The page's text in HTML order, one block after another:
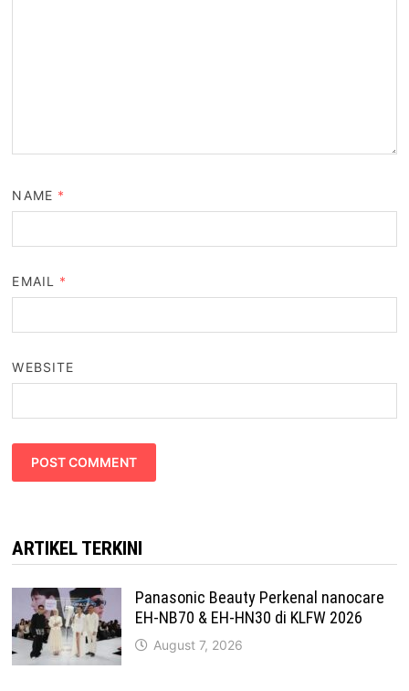
NAME *
EMAIL *
WEBSITE
ARTIKEL TERKINI
Panasonic Beauty Perkenal nanocare
EH-NB70 & EH-HN30 di KLFW 2026
August 7, 2026